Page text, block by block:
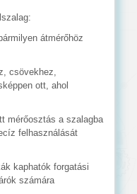
átmérőhöz
csövekhez,
ott, ahol
mérőosztás a szalagba
felhasználását
kaphatók forgatási
számára